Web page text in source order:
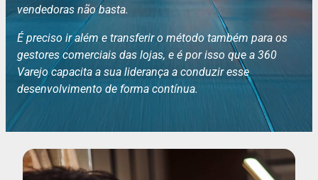
vendedoras não basta.
É preciso ir além e transferir o método também para os
gestores comerciais das lojas, e é por isso que a 360
Varejo capacita a sua liderança a conduzir esse
desenvolvimento de forma contínua.